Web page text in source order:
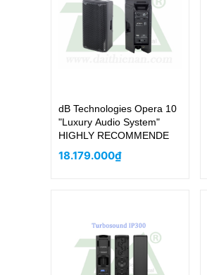
dB Technologies Opera 10
"Luxury Audio System"
HIGHLY RECOMMENDE
18.179.000₫